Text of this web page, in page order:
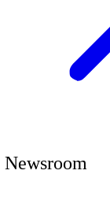
Newsroom